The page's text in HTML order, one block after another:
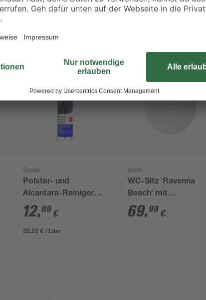
Sonax
Polster- und
Alcantara-Reiniger
'Xtreme' 400 ml
12,89 €
32,23 € / Liter
toom
WC-Sitz 'Ravenna
Beach' mit
Absenkautomatik
weiß
69,99 €